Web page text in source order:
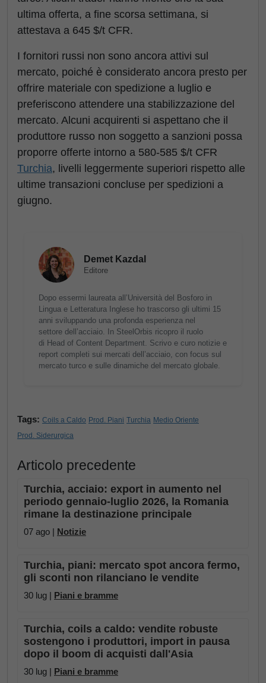
ultima offerta, a fine scorsa settimana, si
attestava a 645 $/t CFR.
I fornitori russi non sono ancora attivi sul
mercato, poiché è considerato ancora presto per
offrire materiale con spedizione a luglio e
preferiscono attendere una stabilizzazione del
mercato. Alcuni acquirenti si aspettano che il
produttore russo non soggetto a sanzioni possa
proporre offerte intorno a 580-585 $/t CFR
Turchia, livelli leggermente superiori rispetto alle
ultime transazioni concluse per spedizioni a
giugno.
Demet Kazdal
Editore
Dopo essermi laureata all’Università del Bosforo in
Lingua e Letteratura Inglese ho trascorso gli ultimi 15
anni sviluppando una profonda esperienza nel
settore dell’acciaio. In SteelOrbis ricopro il ruolo
di Head of Content Department. Scrivo e curo notizie e
report completi sui mercati dell’acciaio, con focus sul
mercato turco e sulle dinamiche del mercato globale.
Tags: Coils a Caldo Prod. Piani Turchia Medio Oriente
Prod. Siderurgica
Articolo precedente
Turchia, acciaio: export in aumento nel
periodo gennaio-luglio 2026, la Romania
rimane la destinazione principale
07 ago | Notizie
Turchia, piani: mercato spot ancora fermo,
gli sconti non rilanciano le vendite
30 lug | Piani e bramme
Turchia, coils a caldo: vendite robuste
sostengono i produttori, import in pausa
dopo il boom di acquisti dall'Asia
30 lug | Piani e bramme